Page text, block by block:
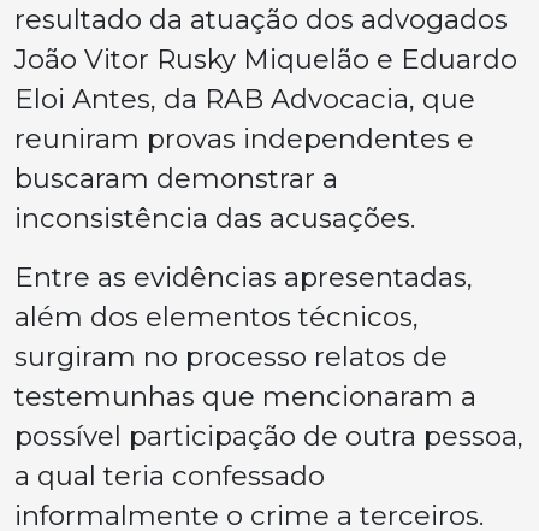
resultado da atuação dos advogados
João Vitor Rusky Miquelão e Eduardo
Eloi Antes, da RAB Advocacia, que
reuniram provas independentes e
buscaram demonstrar a
inconsistência das acusações.
Entre as evidências apresentadas,
além dos elementos técnicos,
surgiram no processo relatos de
testemunhas que mencionaram a
possível participação de outra pessoa,
a qual teria confessado
informalmente o crime a terceiros.